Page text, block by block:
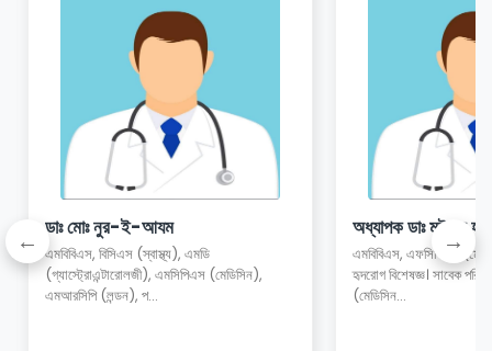
ডাঃ মোঃ নুর-ই-আযম
এমবিবিএস, বিসিএস (স্বাস্থ্য), এমডি
(গ্যাস্ট্রোএন্টারোলজী), এমসিপিএস (মেডিসিন),
এমআরসিপি (লন্ডন), প...
অধ্যাপক ডাঃ মইনুল
এমবিবিএস, এফসিপিএস
হৃদরোগ বিশেষজ্ঞ। সাবেক
(মেডিসিন...